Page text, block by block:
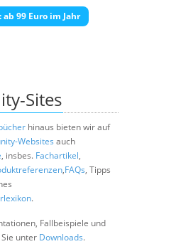
ab 99 Euro im Jahr
Sites
hinaus bieten wir auf
Websites auch
, insbes. Fachartikel,
,FAQs, Tipps
.
Fallbeispiele und
unter Downloads.